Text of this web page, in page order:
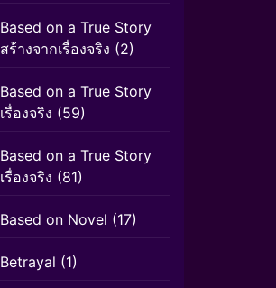
Based on a True Story
สร้างจากเรื่องจริง (2)
Based on a True Story
เรื่องจริง (59)
Based on a True Story
เรื่องจริง (81)
Based on Novel (17)
Betrayal (1)